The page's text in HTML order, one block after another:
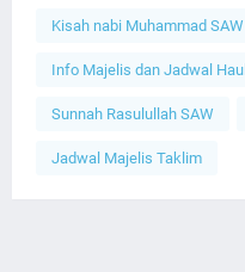
Kisah nabi Muhammad SAW
Info Majelis dan Jadwal Haul
Sunnah Rasulullah SAW
Jadwal Majelis Taklim